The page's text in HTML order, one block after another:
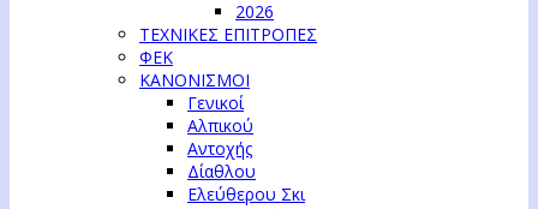
2026
ΤΕΧΝΙΚΕΣ ΕΠΙΤΡΟΠΕΣ
ΦΕΚ
ΚΑΝΟΝΙΣΜΟΙ
Γενικοί
Αλπικού
Αντοχής
Δίαθλου
Ελεύθερου Σκι